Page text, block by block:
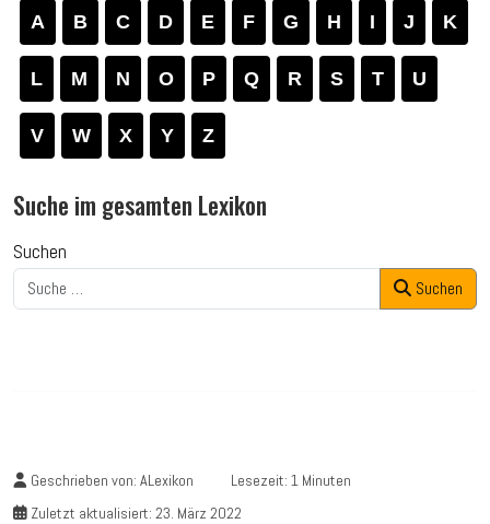
A B C D E F G H I J K
L M N O P Q R S T U
V W X Y Z
Suche im gesamten Lexikon
Suchen
Suchen
Geschrieben von: ALexikon
Lesezeit: 1 Minuten
Zuletzt aktualisiert: 23. März 2022